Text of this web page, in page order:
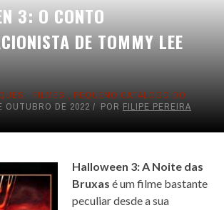
3: O CONTO
DE TOMMY LEE
, FILMES , PEQUENO CATÁLOGO DO
OUTUBRO DE 2022 POR FILIPE PEREIRA
Halloween 3: A Noite das
Bruxas é um filme bastante
peculiar desde a sua